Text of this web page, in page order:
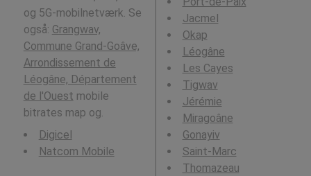
og 5G-mobilnetværk. Se
også: Grangwav,
Commune Grand-Goâve,
Arrondissement de
Léogâne, Département
de l'Ouest mobile
bitrates map og.
Digicel
Natcom Mobile
Jacmel
Okap
Léogâne
Les Cayes
Tigwav
Jérémie
Miragoâne
Gonayiv
Saint-Marc
Thomazeau